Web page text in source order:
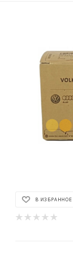
В ИЗБРАННОЕ